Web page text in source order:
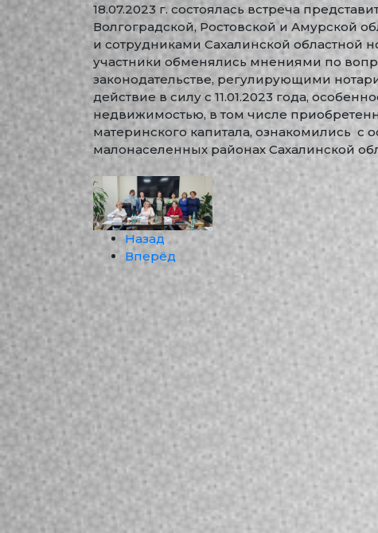
18.07.2023 г. состоялась встреча
Волгоградской, Ростовской и Амурской
и сотрудниками Сахалинской областной
участники обменялись мнениями по
законодательстве, регулирующими
действие в силу с 11.01.2023 года,
недвижимостью, в том числе
материнского капитала, ознакомились с
малонаселенных районах Сахалинской
Назад
Вперёд